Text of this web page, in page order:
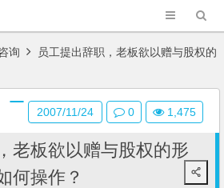
询 员工提出辞职，老板欲以赠与股权的
老板欲以赠与股权的形
何操作？
2007/11/24 0 1,475